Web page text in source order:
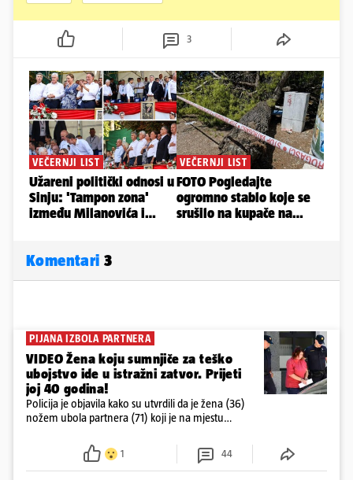
3
Komentari 3
PIJANA IZBOLA PARTNERA
VIDEO Žena koju sumnjiče za teško
ubojstvo ide u istražni zatvor. Prijeti
joj 40 godina!
Policija je objavila kako su utvrdili da je žena (36)
nožem ubola partnera (71) koji je na mjestu
ispitali i poslali u istražni zatvor
1 44